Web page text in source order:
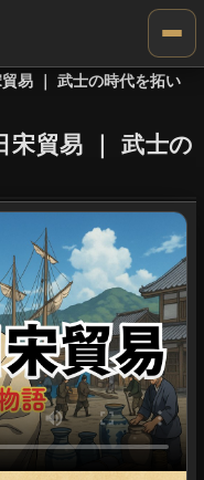
易 ｜ 武士の時代を拓い
宋貿易
武士の